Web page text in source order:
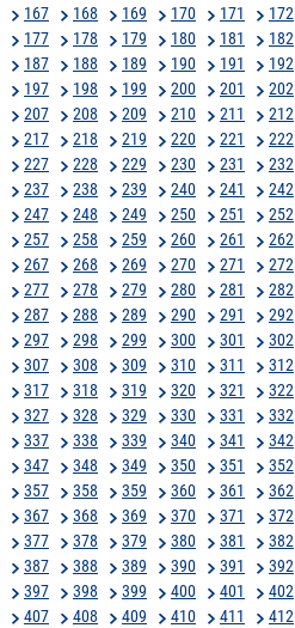
167
168 169 170 171 172
177
178 179 180 181 182
187
188 189 190 191 192
197
198 199 200 201 202
207
208 209 210 211 212
217
218 219 220 221 222
227
228 229 230 231 232
237
238 239 240 241 242
247
248 249 250 251 252
257
258 259 260 261 262
267
268 269 270 271 272
277
278 279 280 281 282
287
288 289 290 291 292
297
298 299 300 301 302
307
308 309 310 311 312
317
318 319 320 321 322
327
328 329 330 331 332
337
338 339 340 341 342
347
348 349 350 351 352
357
358 359 360 361 362
367
368 369 370 371 372
377
378 379 380 381 382
387
388 389 390 391 392
397
398 399 400 401 402
407
408 409 410 411 412